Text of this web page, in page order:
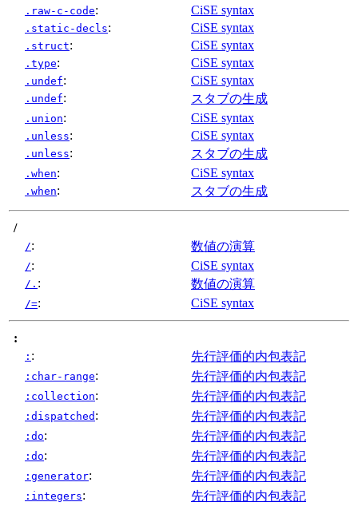
.raw-c-code: CiSE syntax
.static-decls: CiSE syntax
.struct: CiSE syntax
.type: CiSE syntax
.undef: CiSE syntax
.undef: スタブの生成
.union: CiSE syntax
.unless: CiSE syntax
.unless: スタブの生成
.when: CiSE syntax
.when: スタブの生成
/
/: 数値の演算
/: CiSE syntax
/. : 数値の演算
/=: CiSE syntax
:
: : 先行評価的内包表記
:char-range: 先行評価的内包表記
:collection: 先行評価的内包表記
:dispatched : 先行評価的内包表記
:do: 先行評価的内包表記
:do: 先行評価的内包表記
:generator: 先行評価的内包表記
:integers: 先行評価的内包表記